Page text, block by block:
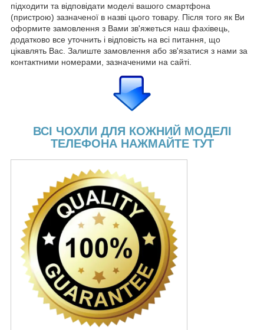
підходити та відповідати моделі вашого смартфона
(пристрою) зазначеної в назві цього товару. Після того як Ви
оформите замовлення з Вами зв'яжеться наш фахівець,
додатково все уточнить і відповість на всі питання, що
цікавлять Вас. Залиште замовлення або зв'язатися з нами за
контактними номерами, зазначеними на сайті.
ВСІ ЧОХЛИ ДЛЯ КОЖНИЙ МОДЕЛІ
ТЕЛЕФОНА НАЖМАЙТЕ ТУТ